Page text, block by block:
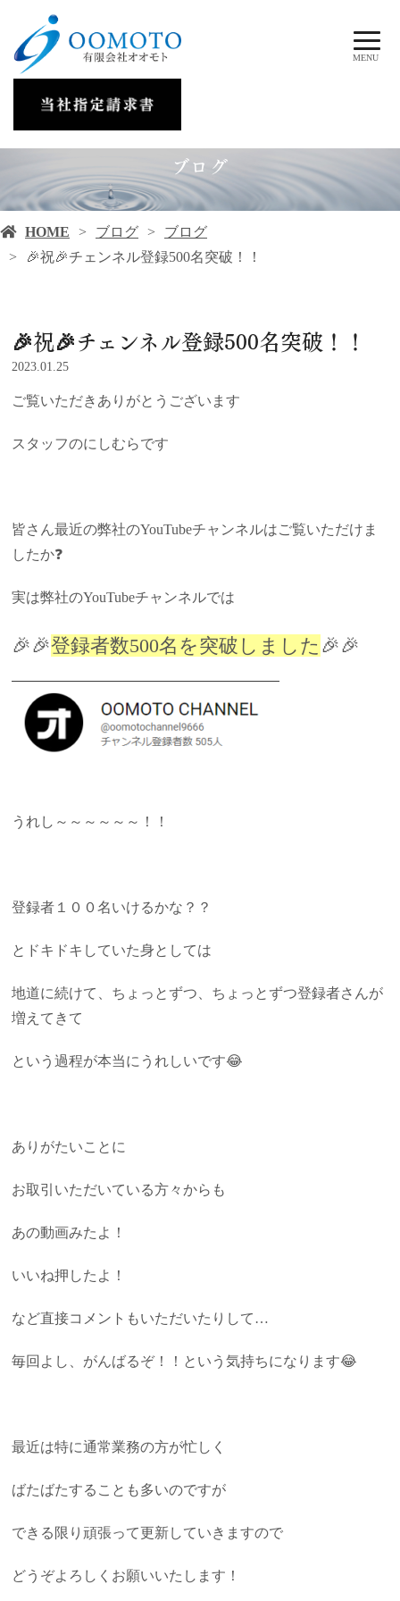
MENU
ブログ
HOME ブログ
ブログ
🎉祝🎉チェンネル登録500名突破！！
🎉祝🎉チェンネル登録500名突破！！
2023.01.25
ご覧いただきありがとうございます
スタッフのにしむらです
皆さん最近の弊社のYouTubeチャンネルはご覧いただけま
したか❓
実は弊社のYouTubeチャンネルでは
🎉🎉登録者数500名を突破しました 🎉🎉
うれし～～～～～～！！
登録者１００名いけるかな？？
とドキドキしていた身としては
地道に続けて、ちょっとずつ、ちょっとずつ登録者さんが
増えてきて
という過程が本当にうれしいです😂
ありがたいことに
お取引いただいている方々からも
あの動画みたよ！
いいね押したよ！
など直接コメントもいただいたりして…
毎回よし、がんばるぞ！！という気持ちになります😂
最近は特に通常業務の方が忙しく
ばたばたすることも多いのですが
できる限り頑張って更新していきますので
どうぞよろしくお願いいたします！